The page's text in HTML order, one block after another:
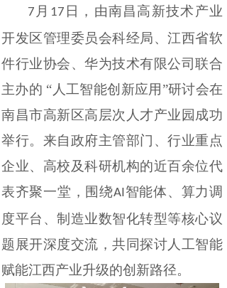
7 月 17 日，由南昌高新技术产业
开发区管理委员会科经局、江西省软
件行业协会、华为技术有限公司联合
主办的 “人工智能创新应用”研讨会在
南昌市高新区高层次人才产业园成功
举行。来自政府主管部门、行业重点
企业、高校及科研机构的近百余位代
表齐聚一堂，围绕AI智能体、算力调
度平台、制造业数智化转型等核心议
题展开深度交流，共同探讨人工智能
赋能江西产业升级的创新路径。